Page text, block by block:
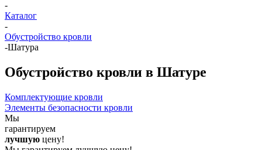
-
Каталог
-
Обустройство кровли
-Шатура
Обустройство кровли в Шатуре
Комплектующие кровли
Элементы безопасности кровли
Мы
гарантируем
лучшую цену!